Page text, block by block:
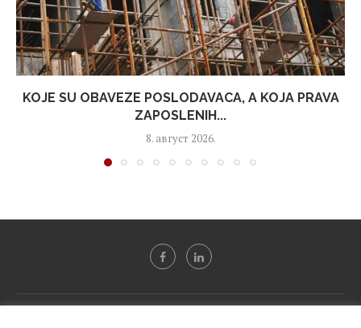
KOJE SU OBAVEZE POSLODAVACA, A KOJA PRAVA
ZAPOSLENIH...
8. август 2026.